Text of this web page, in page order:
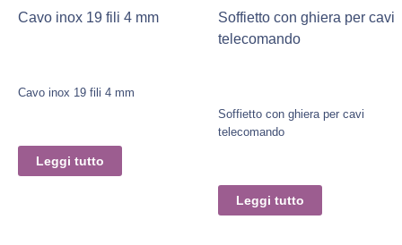
Cavo inox 19 fili 4 mm
Cavo inox 19 fili 4 mm
Leggi tutto
Soffietto con ghiera per cavi
telecomando
Soffietto con ghiera per cavi
telecomando
Leggi tutto